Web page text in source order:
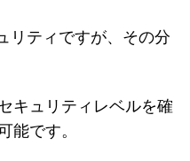
リティですが、その分
キュリティレベルを確
能です。